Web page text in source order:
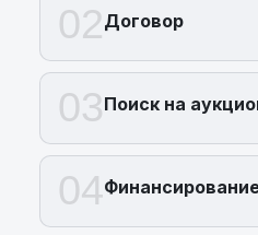
02Договор
03Поиск на
04